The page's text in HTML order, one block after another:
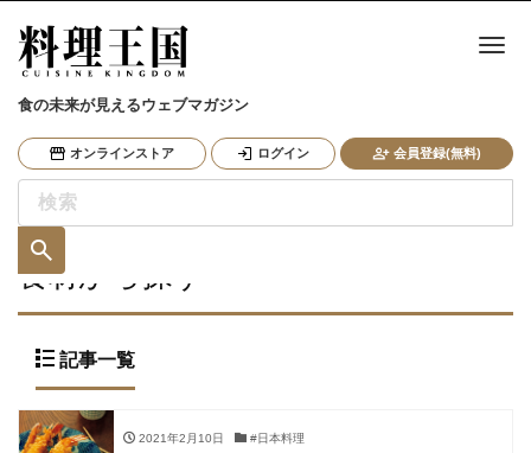
食の未来が見えるウェブマガジン
オンラインストア ログイン 会員登録(無料)
ナ
食材から探す
記事一覧
2021年2月10日 #日本料理